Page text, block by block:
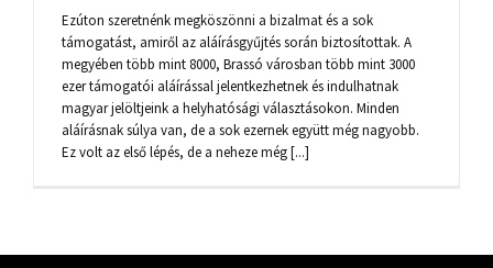
Ezúton szeretnénk megköszönni a bizalmat és a sok
támogatást, amiről az aláírásgyűjtés során biztosítottak. A
megyében több mint 8000, Brassó városban több mint 3000
ezer támogatói aláírással jelentkezhetnek és indulhatnak
magyar jelöltjeink a helyhatósági választásokon. Minden
aláírásnak súlya van, de a sok ezernek együtt még nagyobb.
Ez volt az első lépés, de a neheze még [...]